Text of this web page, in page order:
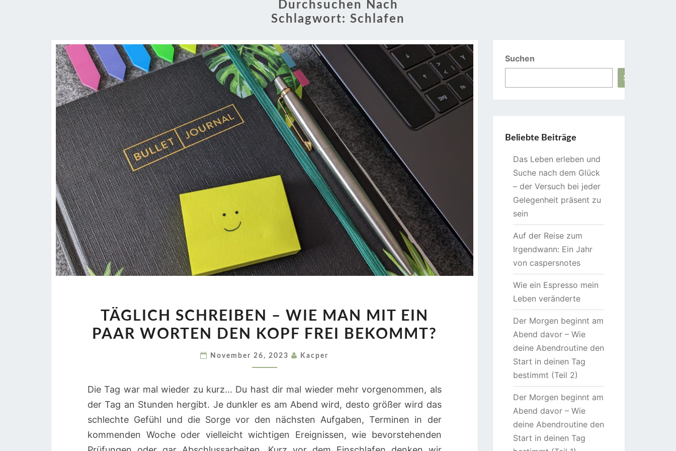
Durchsuchen Nach
Schlagwort: Schlafen
SCHREIBEN
–
MAN
EIN
PAAR
WORTEN
DEN
TÄGLICH SCHREIBEN – WIE MAN MIT EIN
PAAR WORTEN DEN KOPF FREI BEKOMMT?
November 26, 2023 Kacper
Die Tag war mal wieder zu kurz… Du hast dir mal wieder mehr vorgenommen, als
der Tag an Stunden hergibt. Je dunkler es am Abend wird, desto größer wird das
schlechte Gefühl und die Sorge vor den nächsten Aufgaben, Terminen in der
kommenden Woche oder vielleicht wichtigen Ereignissen, wie bevorstehenden
Suchen
Suchen
Beliebte Beiträge
Das Leben erleben und
Suche nach dem Glück
– der Versuch bei jeder
Gelegenheit präsent zu
sein
Auf der Reise zum
Irgendwann: Ein Jahr
von caspersnotes
Wie ein Espresso mein
Leben veränderte
Der Morgen beginnt am
Abend davor – Wie
deine Abendroutine den
Start in deinen Tag
bestimmt (Teil 2)
Der Morgen beginnt am
Abend davor – Wie
deine Abendroutine den
Start in deinen Tag